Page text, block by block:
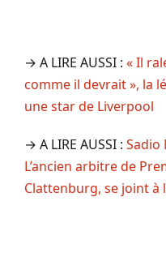
→ A LIRE AUSSI : « Il
comme il devrait », la
une star de Liverpool
→ A LIRE AUSSI : Sadio
L’ancien arbitre de
Clattenburg, se joint à